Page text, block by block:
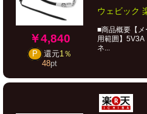
￥4,840
P 還元1％
48pt
ウェビック
■商品概要【
用範囲】
ネ...